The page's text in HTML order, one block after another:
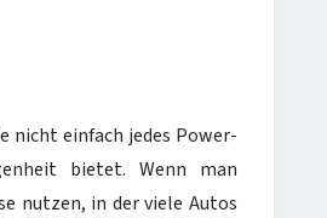
nicht einfach jedes Power-
bietet. Wenn man
nutzen, in der viele Autos